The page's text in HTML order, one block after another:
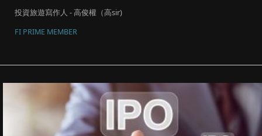
投資旅遊寫作人 - 高俊權（高sir)
FI PRIME MEMBER